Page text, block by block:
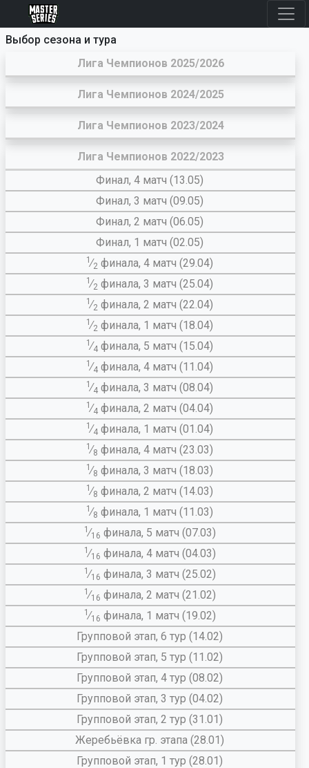
Выбор сезона и тура
Лига Чемпионов 2025/2026
Лига Чемпионов 2024/2025
Лига Чемпионов 2023/2024
Лига Чемпионов 2022/2023
Финал, 4 матч (13.05)
Финал, 3 матч (09.05)
Финал, 2 матч (06.05)
Финал, 1 матч (02.05)
1 ∕2 финала, 4 матч (29.04)
1 ∕2 финала, 3 матч (25.04)
1 ∕2 финала, 2 матч (22.04)
1 ∕2 финала, 1 матч (18.04)
1 ∕4 финала, 5 матч (15.04)
1 ∕4 финала, 4 матч (11.04)
1 ∕4 финала, 3 матч (08.04)
1 ∕4 финала, 2 матч (04.04)
1 ∕4 финала, 1 матч (01.04)
1 ∕8 финала, 4 матч (23.03)
1 ∕8 финала, 3 матч (18.03)
1 ∕8 финала, 2 матч (14.03)
1 ∕8 финала, 1 матч (11.03)
1 ∕16 финала, 5 матч (07.03)
1 ∕16 финала, 4 матч (04.03)
1 ∕16 финала, 3 матч (25.02)
1 ∕16 финала, 2 матч (21.02)
1 ∕16 финала, 1 матч (19.02)
Групповой этап, 6 тур (14.02)
Групповой этап, 5 тур (11.02)
Групповой этап, 4 тур (08.02)
Групповой этап, 3 тур (04.02)
Групповой этап, 2 тур (31.01)
Жеребьёвка гр. этапа (28.01)
Групповой этап, 1 тур (28.01)